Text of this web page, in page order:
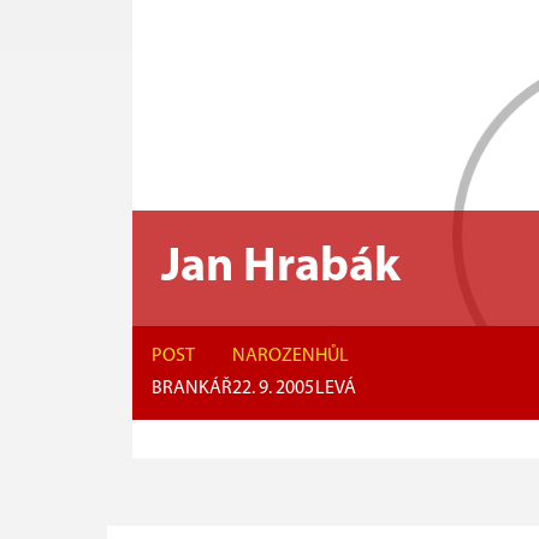
Jan Hrabák
POST
BRANKÁŘ
NAROZEN
22. 9. 2005
HŮL
LEVÁ